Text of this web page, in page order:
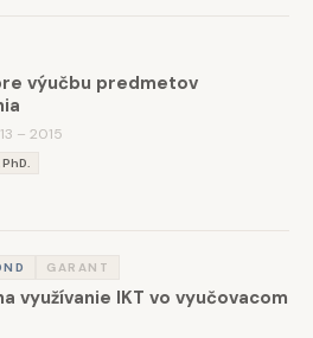
výučbu predmetov
– 2015
GARANT
využívanie IKT vo vyučovacom